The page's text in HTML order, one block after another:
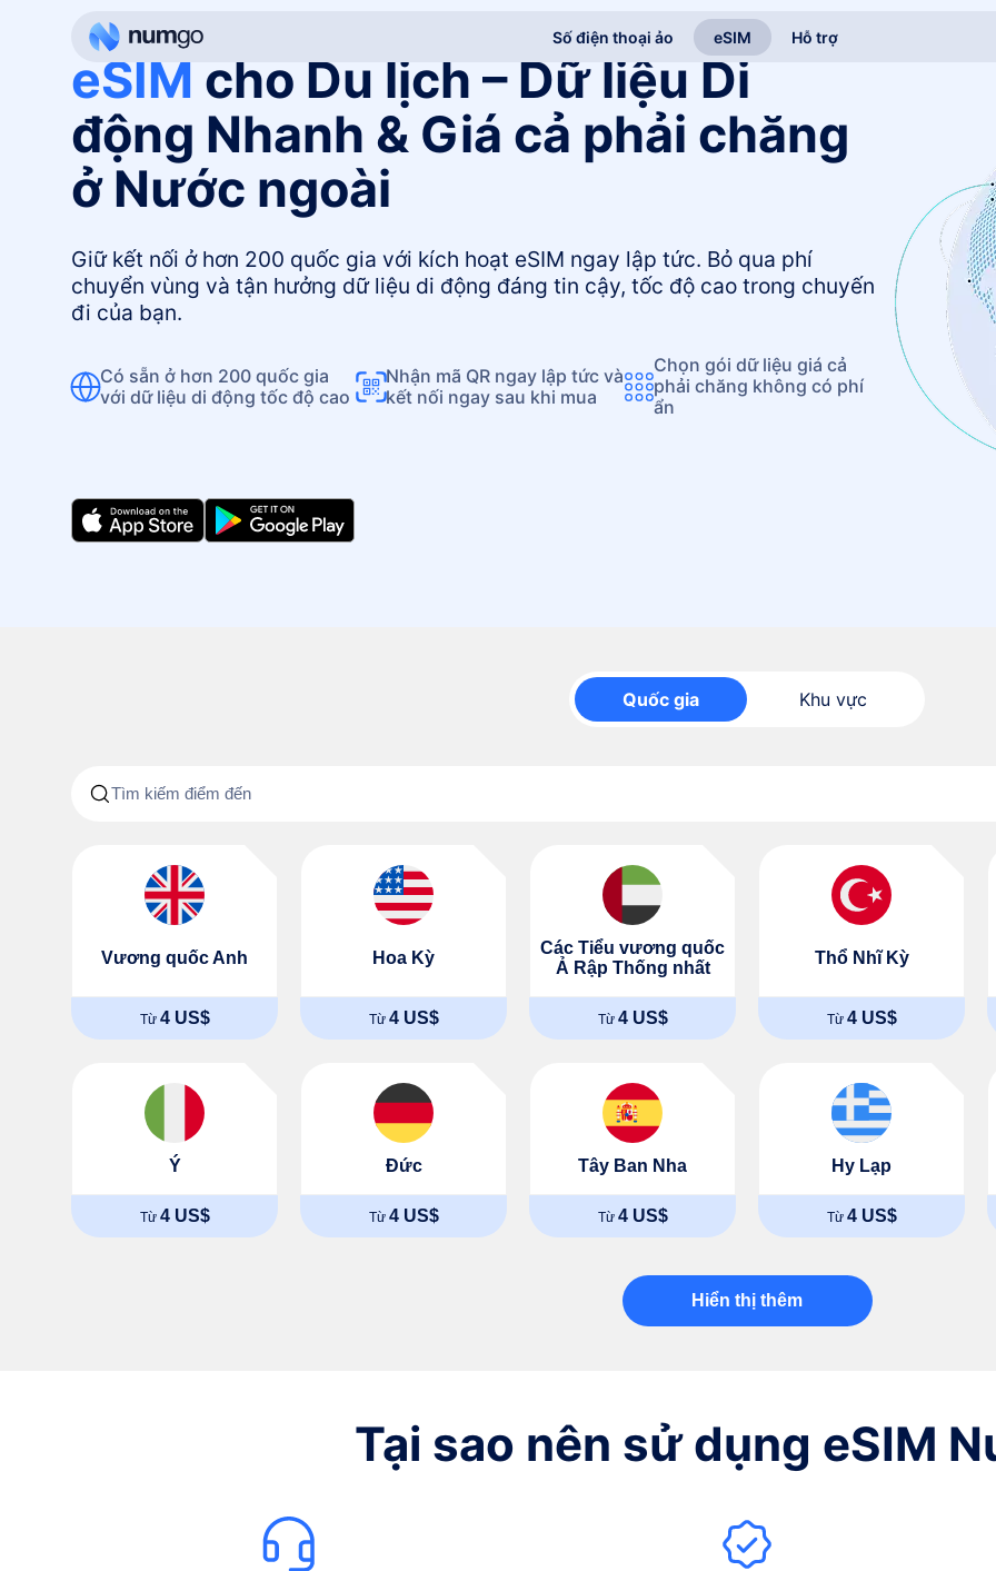
Số điện thoại ảo eSIM Hỗ trợ
eSIM cho Du lịch – Dữ liệu Di
động Nhanh & Giá cả phải chăng
ở Nước ngoài
Giữ kết nối ở hơn 200 quốc gia với kích hoạt eSIM ngay lập tức. Bỏ qua phí
chuyển vùng và tận hưởng dữ liệu di động đáng tin cậy, tốc độ cao trong chuyến
đi của bạn.
Có sẵn ở hơn 200 quốc gia
với dữ liệu di động tốc độ cao
Nhận mã QR ngay lập tức và
kết nối ngay sau khi mua
Chọn gói dữ liệu giá cả
phải chăng không có phí
ẩn
Quốc gia Khu vực
Vương quốc Anh
Từ 4 US$
Hoa Kỳ
Từ 4 US$
Các Tiểu vương quốc
Ả Rập Thống nhất
Từ 4 US$
Thổ Nhĩ Kỳ
Từ 4 US$
Ý
Từ 4 US$
Đức
Từ 4 US$
Tây Ban Nha
Từ 4 US$
Hy Lạp
Từ 4 US$
Hiển thị thêm
Tại sao nên sử dụng eSIM